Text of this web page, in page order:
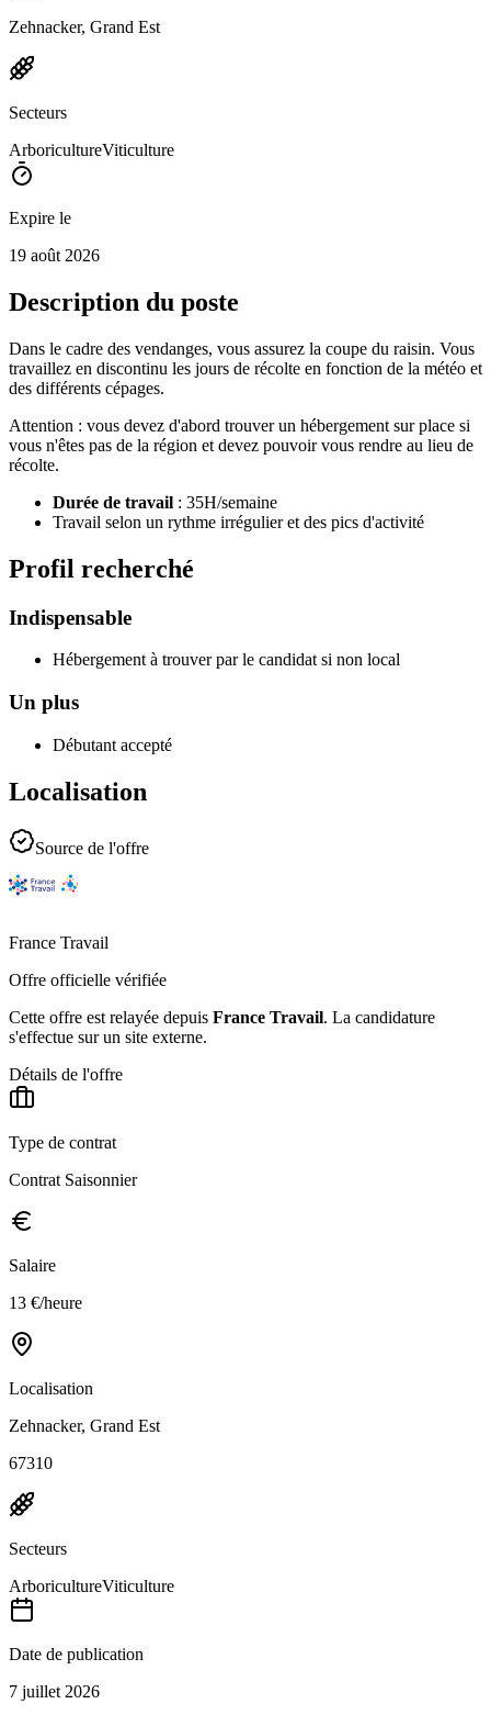
Zehnacker, Grand Est
Secteurs
ArboricultureViticulture
Expire le
19 août 2026
Description du poste
Dans le cadre des vendanges, vous assurez la coupe du raisin. Vous
travaillez en discontinu les jours de récolte en fonction de la météo et
des différents cépages.
Attention : vous devez d'abord trouver un hébergement sur place si
vous n'êtes pas de la région et devez pouvoir vous rendre au lieu de
récolte.
Durée de travail : 35H/semaine
Travail selon un rythme irrégulier et des pics d'activité
Profil recherché
Indispensable
Hébergement à trouver par le candidat si non local
Un plus
Débutant accepté
Localisation
Source de l'offre
France Travail
Offre officielle vérifiée
Cette offre est relayée depuis France Travail. La candidature
s'effectue sur un site externe.
Détails de l'offre
Type de contrat
Contrat Saisonnier
Salaire
13 €/heure
Localisation
Zehnacker, Grand Est
67310
Secteurs
ArboricultureViticulture
Date de publication
7 juillet 2026